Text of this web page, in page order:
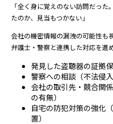
「全く身に覚えのない訪問だっ
たのか、見当もつかない」
会社の機密情報の漏洩の可能性も
弁護士・警察と連携した対応を進
発見した盗聴器の証拠
警察への相談（不法侵
会社の取引先・競合関
の有無）
自宅の防犯対策の強化
置）